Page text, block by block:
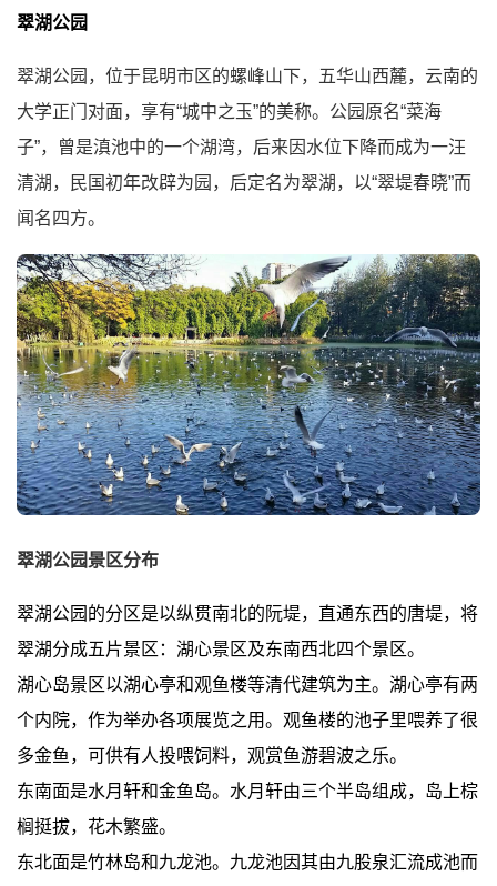
翠湖公园
翠湖公园，位于昆明市区的螺峰山下，五华山西麓，云南的
大学正门对面，享有“城中之玉”的美称。公园原名“菜海
子”，曾是滇池中的一个湖湾，后来因水位下降而成为一汪
清湖，民国初年改辟为园，后定名为翠湖，以“翠堤春晓”而
闻名四方。
翠湖公园景区分布
翠湖公园的分区是以纵贯南北的阮堤，直通东西的唐堤，将
翠湖分成五片景区：湖心景区及东南西北四个景区。
湖心岛景区以湖心亭和观鱼楼等清代建筑为主。湖心亭有两
个内院，作为举办各项展览之用。观鱼楼的池子里喂养了很
多金鱼，可供有人投喂饲料，观赏鱼游碧波之乐。
东南面是水月轩和金鱼岛。水月轩由三个半岛组成，岛上棕
榈挺拔，花木繁盛。
东北面是竹林岛和九龙池。九龙池因其由九股泉汇流成池而